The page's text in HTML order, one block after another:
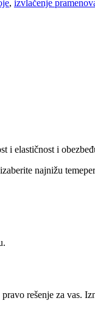
, izvlačenje
i elastičnost i
najnižu
rešenje za vas.